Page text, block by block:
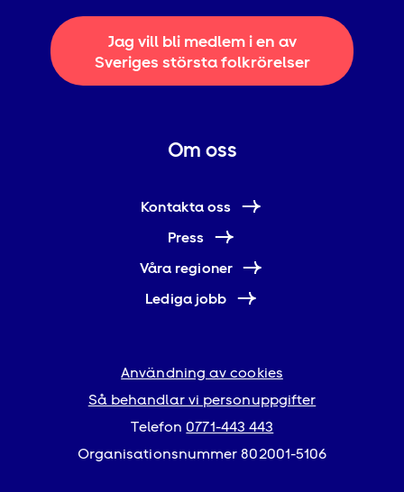
Jag vill bli medlem i en av
Sveriges största folkrörelser
Om oss
Kontakta oss
Press
Våra regioner
Lediga jobb
Användning av cookies
Så behandlar vi personuppgifter
Telefon0771-443 443
Organisationsnummer 802001-5106